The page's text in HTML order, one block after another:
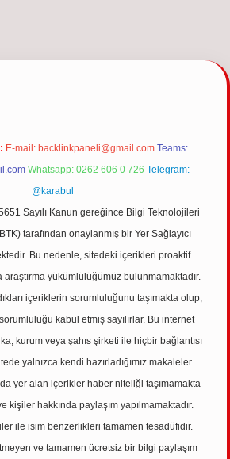
E-mail: backlinkpaneli@gmail.com Teams:
Whatsapp: 0262 606 0 726 Telegram:
@karabul
Sayılı Kanun gereğince Bilgi Teknolojileri
tarafından onaylanmış bir Yer Sağlayıcı
Bu nedenle, sitedeki içerikleri proaktif
yükümlülüğümüz bulunmamaktadır.
içeriklerin sorumluluğunu taşımakta olup,
kabul etmiş sayılırlar. Bu internet
kurum veya şahıs şirketi ile hiçbir bağlantısı
yalnızca kendi hazırladığımız makaleler
yer alan içerikler haber niteliği taşımamakta
kişiler hakkında paylaşım yapılmamaktadır.
ile isim benzerlikleri tamamen tesadüfidir.
ve tamamen ücretsiz bir bilgi paylaşım